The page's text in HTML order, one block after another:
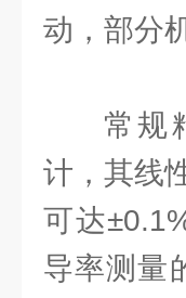
动，部分
常规
计，其线
可达
导率测量